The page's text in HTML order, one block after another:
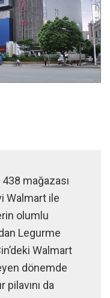
mağazası
Walmart ile
olumlu
Legurme
Walmart
dönemde
da